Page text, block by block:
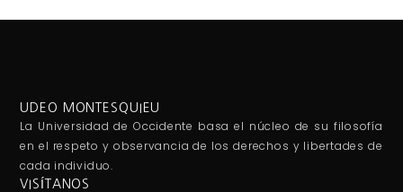
UDEO MONTESQUIEU
La Universidad de Occidente basa el núcleo de su filosofía
en el respeto y observancia de los derechos y libertades de
cada individuo.
VISÍTANOS